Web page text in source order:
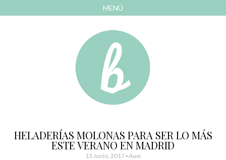
MENÚ
Bonitismos
HELADERÍAS MOLONAS PARA SER LO MÁS
ESTE VERANO EN MADRID
13 Junio, 2017-Auxi